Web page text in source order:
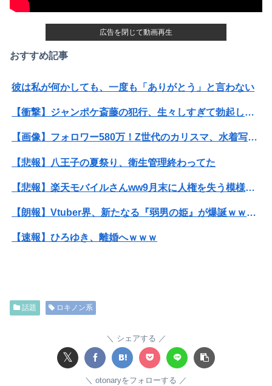
おすすめ記事
彼は私が何かしても、一度も「ありがとう」と言わない
【衝撃】ジャンポケ斎藤の犯行、生々しすぎて勃起してしまうレベルｗｗｗｗｗ
【画像】フォロワー580万！Z世代のカリスマ、水着写真集の発売決定wwwwwさくら、沖縄を舞台にカワイイが爆発！！！
【悲報】八王子の夏祭り、衛生管理終わってた
【悲報】楽天モバイルさんww9月末に人権を失う模様wwwww
【朗報】Vtuber界、新たなる『弱男の姫』が爆誕ｗｗｗｗｗｗｗｗｗｗｗ
【速報】ひろゆき、離婚へｗｗｗ
【朗報】及川光博さん（56）結婚ｗｗｗｗｗ
話題 ロキノン系
シェアする
𝕏
otonaryをフォローする
広告を閉じて動画再生